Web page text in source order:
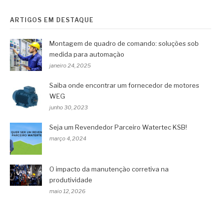
ARTIGOS EM DESTAQUE
Montagem de quadro de comando: soluções sob
medida para automação
janeiro 24, 2025
Saiba onde encontrar um fornecedor de motores
WEG
junho 30, 2023
Seja um Revendedor Parceiro Watertec KSB!
março 4, 2024
O impacto da manutenção corretiva na
produtividade
maio 12, 2026